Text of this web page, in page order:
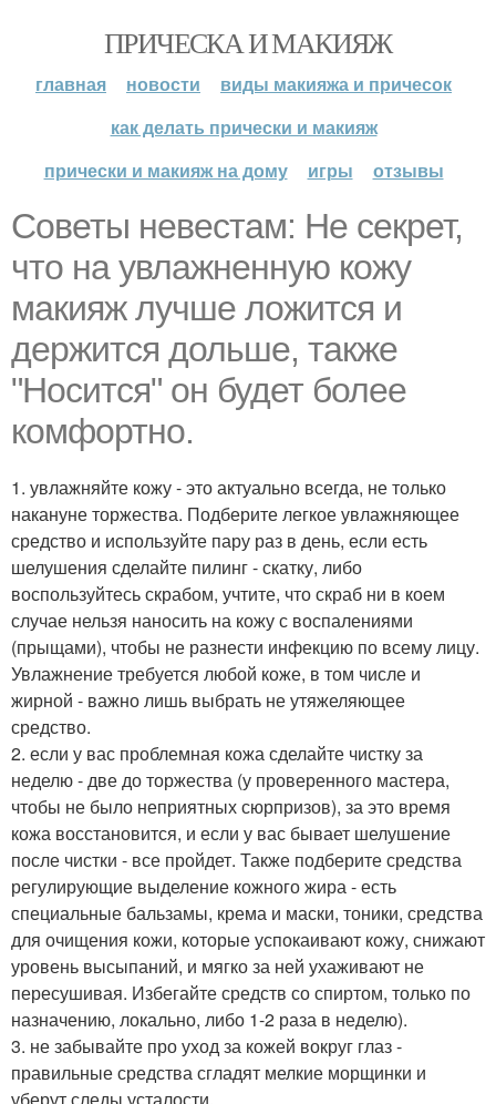
ПРИЧЕСКА И МАКИЯЖ
главная новости
виды макияжа и причесок
как делать прически и макияж
прически и макияж на дому
игры отзывы
Советы невестам: Не секрет,
что на увлажненную кожу
макияж лучше ложится и
держится дольше, также
"Носится" он будет более
комфортно.
1. увлажняйте кожу - это актуально всегда, не только
накануне торжества. Подберите легкое увлажняющее
средство и используйте пару раз в день, если есть
шелушения сделайте пилинг - скатку, либо
воспользуйтесь скрабом, учтите, что скраб ни в коем
случае нельзя наносить на кожу с воспалениями
(прыщами), чтобы не разнести инфекцию по всему лицу.
Увлажнение требуется любой коже, в том числе и
жирной - важно лишь выбрать не утяжеляющее
средство.
2. если у вас проблемная кожа сделайте чистку за
неделю - две до торжества (у проверенного мастера,
чтобы не было неприятных сюрпризов), за это время
кожа восстановится, и если у вас бывает шелушение
после чистки - все пройдет. Также подберите средства
регулирующие выделение кожного жира - есть
специальные бальзамы, крема и маски, тоники, средства
для очищения кожи, которые успокаивают кожу, снижают
уровень высыпаний, и мягко за ней ухаживают не
пересушивая. Избегайте средств со спиртом, только по
назначению, локально, либо 1-2 раза в неделю).
3. не забывайте про уход за кожей вокруг глаз -
правильные средства сгладят мелкие морщинки и